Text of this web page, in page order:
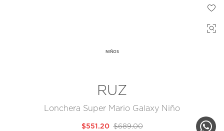
NIÑOS
RUZ
Lonchera Super Mario Galaxy Niño
$689.00
$551.20